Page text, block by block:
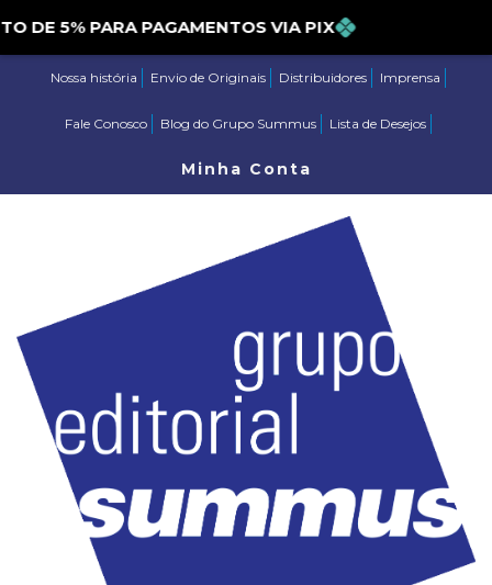
DE 5% PARA PAGAMENTOS VIA PIX
Nossa história Envio de Originais Distribuidores Imprensa
Fale Conosco Blog do Grupo Summus Lista de Desejos
Minha Conta